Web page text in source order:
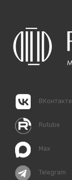
ВКонтакте
Rutube
Max
Telegram